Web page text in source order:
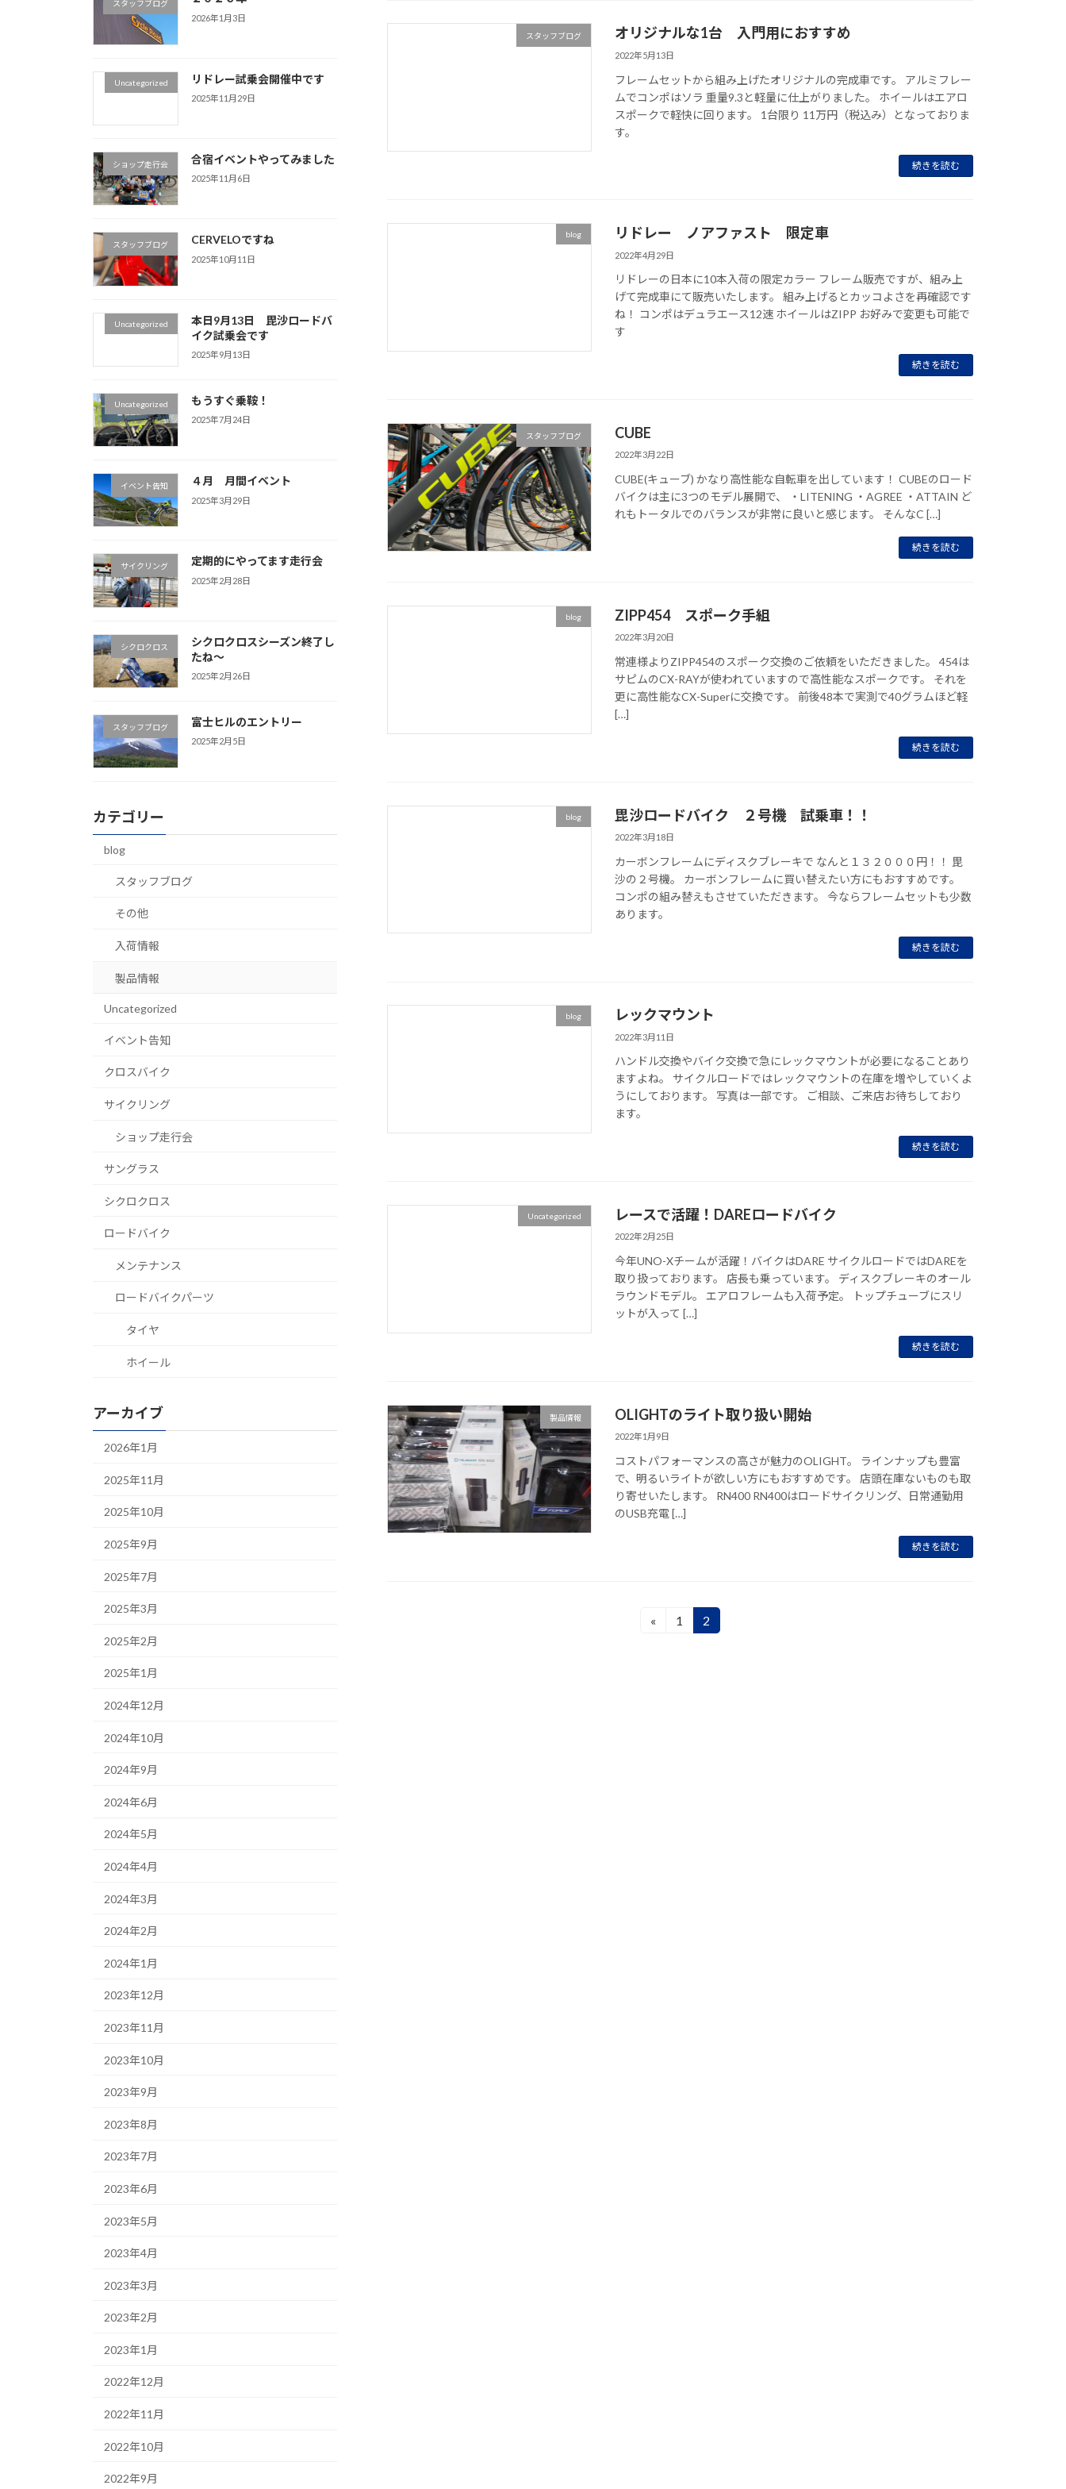
スタッフブログ オリジナルな1台 入門用におすすめ
2022年5月13日
フレームセットから組み上げたオリジナルの完成車です。 アルミフレー
ムでコンポはソラ 重量9.3と軽量に仕上がりました。 ホイールはエアロ
スポークで軽快に回ります。 1台限り 11万円（税込み）となっておりま
す。
続きを読む
blog リドレー ノアファスト 限定車
2022年4月29日
リドレーの日本に10本入荷の限定カラー フレーム販売ですが、組み上
げて完成車にて販売いたします。 組み上げるとカッコよさを再確認です
ね！ コンポはデュラエース12速 ホイールはZIPP お好みで変更も可能で
す
続きを読む
スタッフブログ CUBE
2022年3月22日
CUBE(キューブ) かなり高性能な自転車を出しています！ CUBEのロード
バイクは主に3つのモデル展開で、 ・LITENING ・AGREE ・ATTAIN ど
れもトータルでのバランスが非常に良いと感じます。 そんなC […]
続きを読む
blog ZIPP454 スポーク手組
2022年3月20日
常連様よりZIPP454のスポーク交換のご依頼をいただきました。 454は
サピムのCX-RAYが使われていますので高性能なスポークです。 それを
更に高性能なCX-Superに交換です。 前後48本で実測で40グラムほど軽
[…]
続きを読む
blog 毘沙ロードバイク ２号機 試乗車！！
2022年3月18日
カーボンフレームにディスクブレーキで なんと１３２０００円！！ 毘
沙の２号機。 カーボンフレームに買い替えたい方にもおすすめです。
コンポの組み替えもさせていただきます。 今ならフレームセットも少数
あります。
続きを読む
blog レックマウント
2022年3月11日
ハンドル交換やバイク交換で急にレックマウントが必要になることあり
ますよね。 サイクルロードではレックマウントの在庫を増やしていくよ
うにしております。 写真は一部です。 ご相談、ご来店お待ちしており
ます。
続きを読む
Uncategorized レースで活躍！DAREロードバイク
2022年2月25日
今年UNO-Xチームが活躍！バイクはDARE サイクルロードではDAREを
取り扱っております。 店長も乗っています。 ディスクブレーキのオール
ラウンドモデル。 エアロフレームも入荷予定。 トップチューブにスリ
ットが入って […]
続きを読む
製品情報 OLIGHTのライト取り扱い開始
2022年1月9日
コストパフォーマンスの高さが魅力のOLIGHT。 ラインナップも豊富
で、明るいライトが欲しい方にもおすすめです。 店頭在庫ないものも取
り寄せいたします。 RN400 RN400はロードサイクリング、日常通勤用
のUSB充電 […]
続きを読む
«
固
1
固
2
スタッフブログ
2026年1月3日
Uncategorized リドレー試乗会開催中です
2025年11月29日
ショップ走行会 合宿イベントやってみました
2025年11月6日
スタッフブログ CERVELOですね
2025年10月11日
Uncategorized
本日9月13日 毘沙ロードバ
イク試乗会です
2025年9月13日
Uncategorized もうすぐ乗鞍！
2025年7月24日
イベント告知 ４月 月間イベント
2025年3月29日
サイクリング 定期的にやってます走行会
2025年2月28日
シクロクロス
シクロクロスシーズン終了し
たね～
2025年2月26日
スタッフブログ 富士ヒルのエントリー
2025年2月5日
カテゴリー
blog
スタッフブログ
その他
入荷情報
製品情報
Uncategorized
イベント告知
クロスバイク
サイクリング
ショップ走行会
サングラス
シクロクロス
ロードバイク
メンテナンス
ロードバイクパーツ
タイヤ
ホイール
アーカイブ
2026年1月
2025年11月
2025年10月
2025年9月
2025年7月
2025年3月
2025年2月
2025年1月
2024年12月
2024年10月
2024年9月
2024年6月
2024年5月
2024年4月
2024年3月
2024年2月
2024年1月
2023年12月
2023年11月
2023年10月
2023年9月
2023年8月
2023年7月
2023年6月
2023年5月
2023年4月
2023年3月
2023年2月
2023年1月
2022年12月
2022年11月
2022年10月
2022年9月